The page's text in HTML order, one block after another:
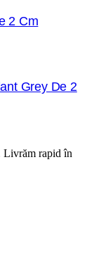
2 Cm
Grey De 2
Livrăm rapid în